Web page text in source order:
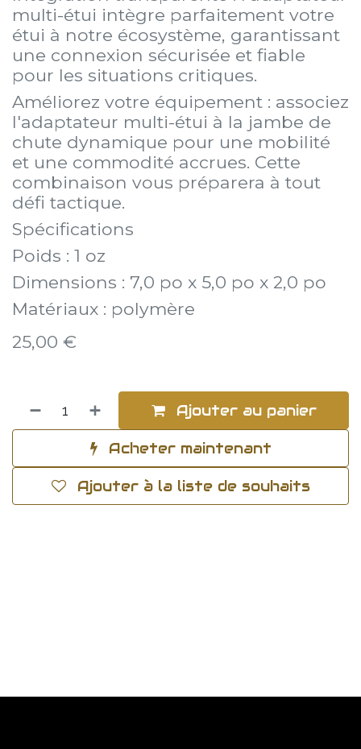
multi-étui intègre parfaitement votre
étui à notre écosystème, garantissant
une connexion sécurisée et fiable
pour les situations critiques.
Améliorez votre équipement : associez
l'adaptateur multi-étui à la jambe de
chute dynamique pour une mobilité
et une commodité accrues. Cette
combinaison vous préparera à tout
défi tactique.
Spécifications
Poids : 1 oz
Dimensions : 7,0 po x 5,0 po x 2,0 po
Matériaux : polymère
25,00 €
Ajouter au panier
Acheter maintenant
Ajouter à la liste de souhaits